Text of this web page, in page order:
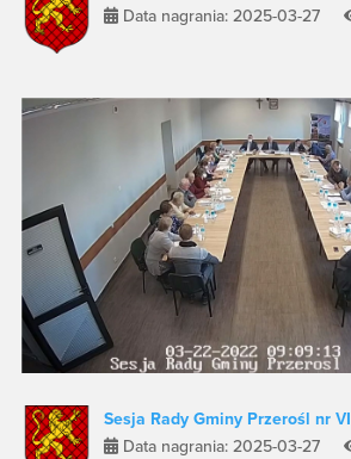
Data nagrania: 2025-03-27
Sesja Rady Gminy Przerośl nr VI
Data nagrania: 2025-03-27